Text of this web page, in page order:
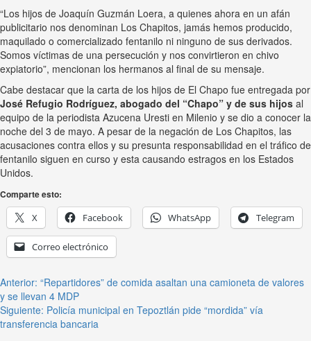
“Los hijos de Joaquín Guzmán Loera, a quienes ahora en un afán
publicitario nos denominan Los Chapitos, jamás hemos producido,
maquilado o comercializado fentanilo ni ninguno de sus derivados.
Somos víctimas de una persecución y nos convirtieron en chivo
expiatorio”, mencionan los hermanos al final de su mensaje.
Cabe destacar que la carta de los hijos de El Chapo fue entregada por
José Refugio Rodríguez, abogado del “Chapo” y de sus hijos al
equipo de la periodista Azucena Uresti en Milenio y se dio a conocer la
noche del 3 de mayo. A pesar de la negación de Los Chapitos, las
acusaciones contra ellos y su presunta responsabilidad en el tráfico de
fentanilo siguen en curso y esta causando estragos en los Estados
Unidos.
Comparte esto:
X
Facebook WhatsApp Telegram
Correo electrónico
Anterior: “Repartidores” de comida asaltan una camioneta de valores
y se llevan 4 MDP
Siguiente: Policía municipal en Tepoztlán pide “mordida” vía
transferencia bancaria